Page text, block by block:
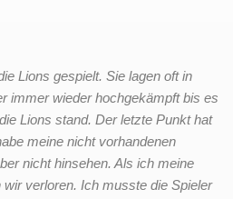
Lions gespielt. Sie lagen oft in
immer wieder hochgekämpft bis es
Lions stand. Der letzte Punkt hat
meine nicht vorhandenen
nicht hinsehen. Als ich meine
wir verloren. Ich musste die Spieler